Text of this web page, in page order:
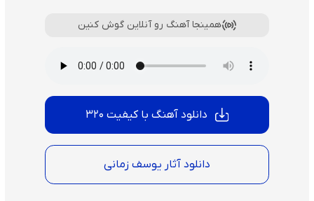
همینجا آهنگ رو آنلاین گوش کنین
دانلود آهنگ با کیفیت 320
دانلود آثار یوسف زمانی